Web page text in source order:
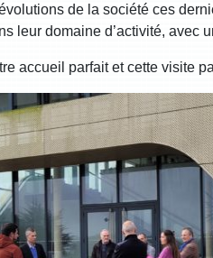
de la société ces
leur domaine d’activité, avec
accueil parfait et cette visite